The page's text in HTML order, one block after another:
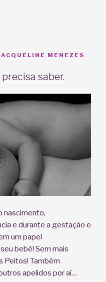
MENEZES
saber.
nascimento,
e durante a gestação e
um papel
bebê! Sem mais
Peitos! Também
apelidos por aí…